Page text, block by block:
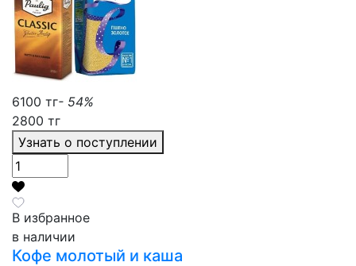
6100 тг- 54%
2800 тг
Узнать о поступлении
В избранное
в наличии
Кофе молотый и каша